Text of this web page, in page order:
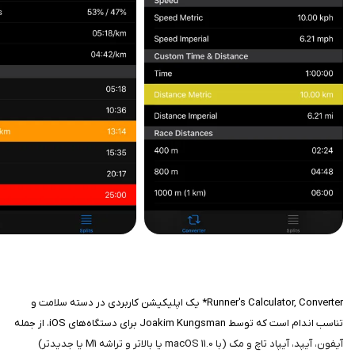
Runner's Calculator, Converter* یک اپلیکیشن کاربردی در دسته سلامت و
تناسب اندام است که توسط Joakim Kungsman برای دستگاه‌های iOS، از جمله
آیفون، آیپد، آیپاد تاچ و مک (با macOS 11.0 یا بالاتر و تراشه M1 یا جدیدتر)